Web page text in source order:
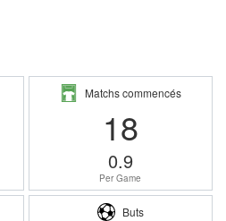
Matchs commencés
18
0.9
Per Game
Buts